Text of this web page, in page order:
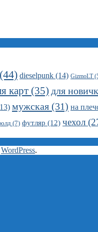
(44) dieselpunk (14) GizmoLT
карт (35) для
мужская (31) на
(7) футляр (12) чехол
WordPress.